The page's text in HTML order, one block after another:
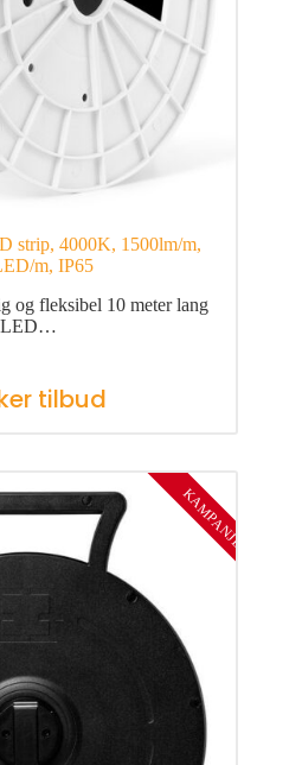
strip, 4000K, 1500lm/m,
m, IP65
og fleksibel 10 meter lang
LED…
tilbud
KAMPANJE